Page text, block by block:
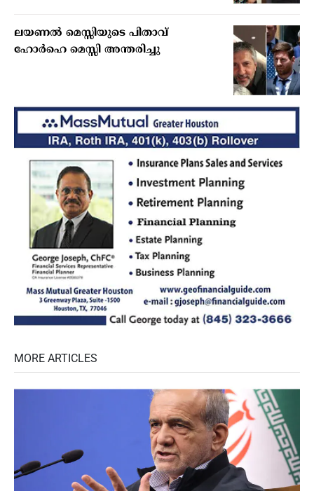
ലയണൽ മെസ്സിയുടെ പിതാവ്
ഹോർഹെ മെസ്സി അന്തരിച്ചു
MORE ARTICLES